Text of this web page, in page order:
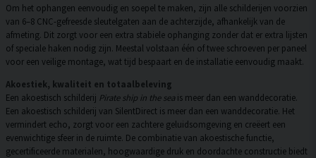
Om het ophangen eenvoudig en soepel te maken, zijn alle schilderijen voorzien
van 6–8 CNC-gefreesde sleutelgaten aan de achterzijde, afhankelijk van de
afmeting. Dit zorgt voor een extra stabiele ophanging zonder dat er extra lijsten
of speciale haken nodig zijn. Meestal volstaan één of twee schroeven per paneel
voor een veilige montage, wat tijd bespaart en de installatie eenvoudig maakt.
Akoestiek, kwaliteit en totaalbeleving
Een akoestisch schilderij Pirate ship in the sea is meer dan een wanddecoratie.
Een akoestisch schilderij van SilentDirect is meer dan een wanddecoratie. Het
vermindert echo, zorgt voor een zachtere geluidsomgeving en creëert een
evenwichtige sfeer in de ruimte. De combinatie van akoestische functie,
gecertificeerde materialen, hoogwaardige druk en doordachte constructie biedt